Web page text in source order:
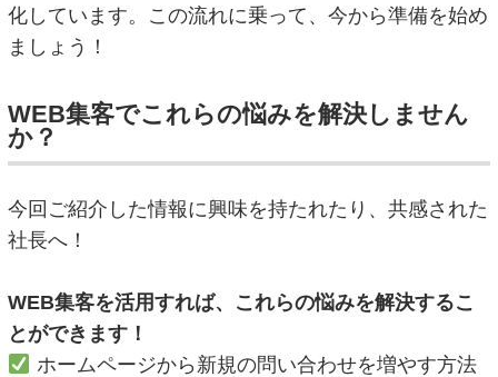
化しています。この流れに乗って、今から準備を始め
ましょう！
WEB集客でこれらの悩みを解決しません
か？
今回ご紹介した情報に興味を持たれたり、共感された
社長へ！
WEB集客を活用すれば、これらの悩みを解決するこ
とができます！
ホームページから新規の問い合わせを増やす方法